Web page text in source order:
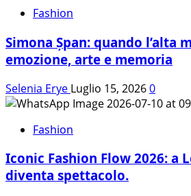
nasce
coraggio:
la
di
Carmela
Fashion
Simona Șpan: quando l’alta
emozione, arte e memoria
Selenia Erye Luglio 15, 20260
Fashion
Iconic Fashion Flow 2026: a
diventa spettacolo.